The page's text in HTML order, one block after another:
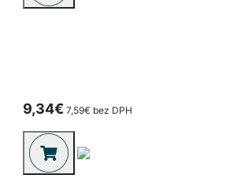
9,34€ 7,59€ bez DPH